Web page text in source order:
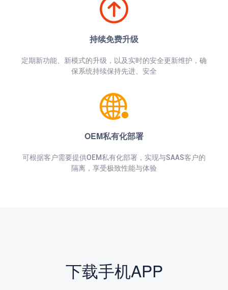
持续免费升级
定期新功能、新模式的升级，以及实时的安全更新维护，确
保系统持续保持先进、安全
OEM私有化部署
可根据客户需要提供OEM私有化部署，实现与SAAS客户的
隔离，享受极致性能与体验
下载手机APP